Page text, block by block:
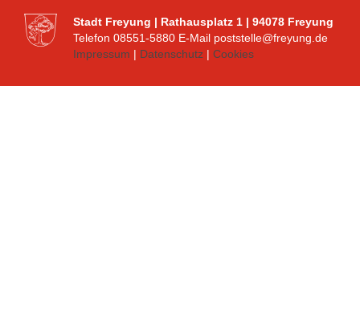
Stadt Freyung | Rathausplatz 1 | 94078 Freyung
Telefon 08551-5880 E-Mail poststelle@freyung.de
Impressum | Datenschutz | Cookies